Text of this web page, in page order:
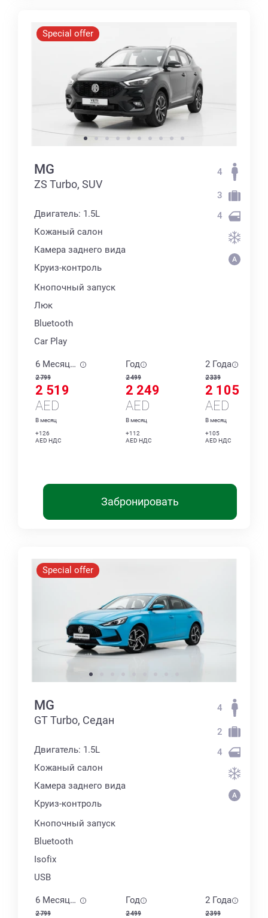
Special offer
MG
ZS Turbo, SUV
Двигатель: 1.5L
Кожаный салон
Камера заднего вида
Круиз-контроль
Кнопочный запуск
Люк
Bluetooth
Car Play
4
3
4
6 Месяцев
2 799
2 519
AED
В месяц
+126
AED НДС
Год
2 499
2 249
AED
В месяц
+112
AED НДС
2 Года
2 339
2 105
AED
В месяц
+105
AED НДС
Забронировать
Special offer
MG
GT Turbo, Седан
Двигатель: 1.5L
Кожаный салон
Камера заднего вида
Круиз-контроль
Кнопочный запуск
Bluetooth
Isofix
USB
4
2
4
6 Месяцев
2 799
Год
2 499
2 Года
2 399